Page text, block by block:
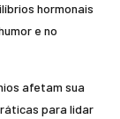
hormonais
e no
afetam sua
para lidar